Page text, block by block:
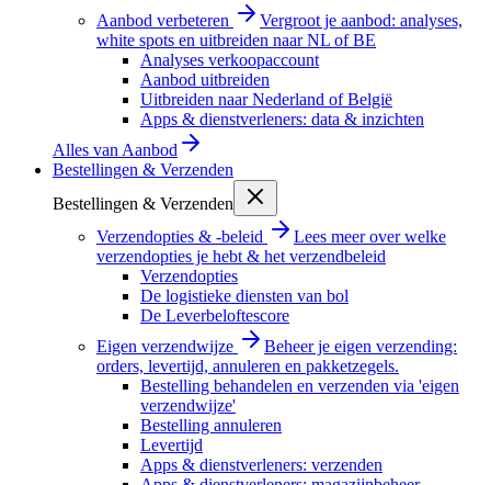
Aanbod verbeteren
Vergroot je aanbod: analyses,
white spots en uitbreiden naar NL of BE
Analyses verkoopaccount
Aanbod uitbreiden
Uitbreiden naar Nederland of België
Apps & dienstverleners: data & inzichten
Alles van Aanbod
Bestellingen & Verzenden
Bestellingen & Verzenden
Verzendopties & -beleid
Lees meer over welke
verzendopties je hebt & het verzendbeleid
Verzendopties
De logistieke diensten van bol
De Leverbeloftescore
Eigen verzendwijze
Beheer je eigen verzending:
orders, levertijd, annuleren en pakketzegels.
Bestelling behandelen en verzenden via 'eigen
verzendwijze'
Bestelling annuleren
Levertijd
Apps & dienstverleners: verzenden